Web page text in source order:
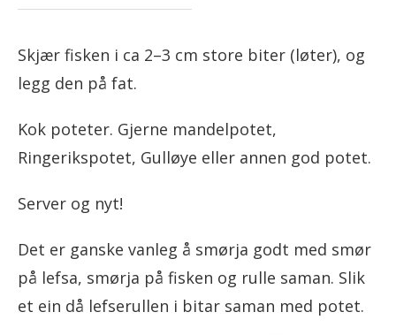
Skjær fisken i ca 2–3 cm store biter (løter), og
legg den på fat.
Kok poteter. Gjerne mandelpotet,
Ringerikspotet, Gulløye eller annen god potet.
Server og nyt!
Det er ganske vanleg å smørja godt med smør
på lefsa, smørja på fisken og rulle saman. Slik
et ein då lefserullen i bitar saman med potet.